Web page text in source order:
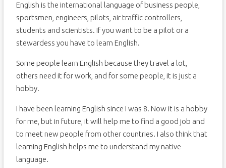
English is the international language of business people,
sportsmen, engineers, pilots, air traffic controllers,
students and scientists. If you want to be a pilot or a
stewardess you have to learn English.
Some people learn English because they travel a lot,
others need it for work, and for some people, it is just a
hobby.
I have been learning English since I was 8. Now it is a hobby
for me, but in future, it will help me to find a good job and
to meet new people from other countries. I also think that
learning English helps me to understand my native
language.